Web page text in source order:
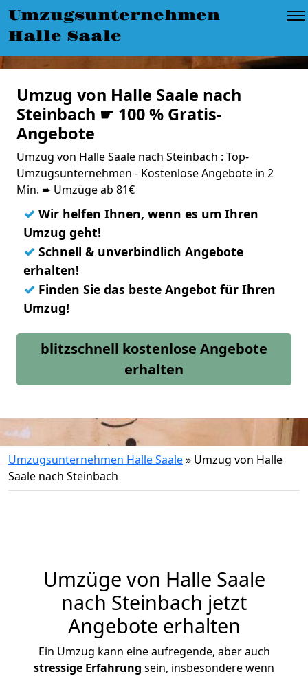
Umzugsunternehmen
Halle Saale
Umzug von Halle Saale nach
Steinbach ☛ 100 % Gratis-
Angebote
Umzug von Halle Saale nach Steinbach : Top-
Umzugsunternehmen - Kostenlose Angebote in 2
Min. ➨ Umzüge ab 81€
✓ Wir helfen Ihnen, wenn es um Ihren
Umzug geht!
✓ Schnell & unverbindlich Angebote
erhalten!
✓ Finden Sie das beste Angebot für Ihren
Umzug!
blitzschnell kostenlose Angebote
erhalten
Umzugsunternehmen Halle Saale» Umzug von Halle
Saale nach Steinbach
Umzüge von Halle Saale
nach Steinbach jetzt
Angebote erhalten
Ein Umzug kann eine aufregende, aber auch
stressige Erfahrung sein, insbesondere wenn